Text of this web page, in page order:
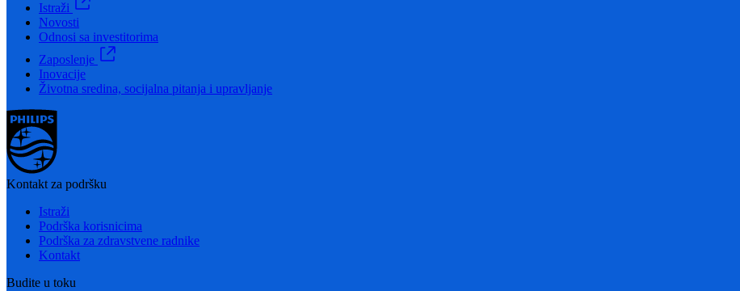
Istraži
Novosti
Odnosi sa investitorima
Zaposlenje
Inovacije
Životna sredina, socijalna pitanja i upravljanje
Kontakt za podršku
Istraži
Podrška korisnicima
Podrška za zdravstvene radnike
Kontakt
Budite u toku